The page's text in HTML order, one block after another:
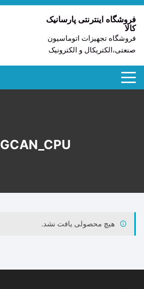
رد
شدن
محتوا
فروشگاه اینترنتی پارسانیک
کالا
فروشگاه تجهیزات اتوماسیون
صنعتی،الکتریکال و الکترونیک
GCAN_CPU
هیچ محصولی یافت نشد.